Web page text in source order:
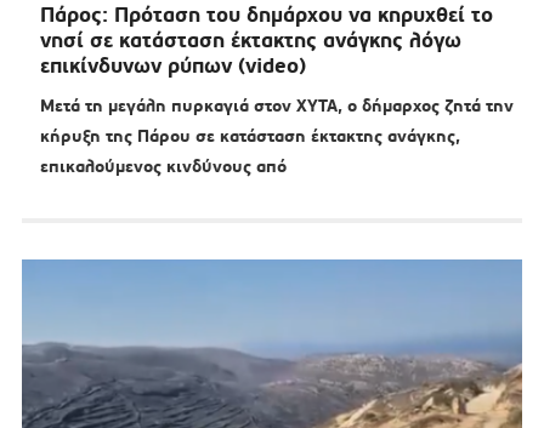
Πάρος: Πρόταση του δημάρχου να κηρυχθεί το
νησί σε κατάσταση έκτακτης ανάγκης λόγω
επικίνδυνων ρύπων (video)
Μετά τη μεγάλη πυρκαγιά στον ΧΥΤΑ, ο δήμαρχος ζητά την
κήρυξη της Πάρου σε κατάσταση έκτακτης ανάγκης,
επικαλούμενος κινδύνους από